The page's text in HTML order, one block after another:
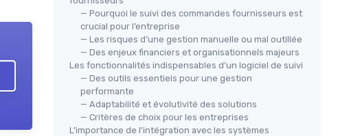
— Pourquoi le suivi des commandes fournisseurs est
crucial pour l’entreprise
— Les risques d’une gestion manuelle ou mal outillée
— Des enjeux financiers et organisationnels majeurs
Les fonctionnalités indispensables d’un logiciel de suivi
— Des outils essentiels pour une gestion
performante
— Adaptabilité et évolutivité des solutions
— Critères de choix pour les entreprises
L’importance de l’intégration avec les systèmes